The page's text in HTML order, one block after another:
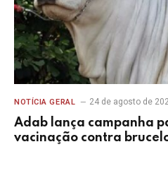
NOTÍCIA GERAL 24 de agosto de
Adab lança campanha
vacinação contra